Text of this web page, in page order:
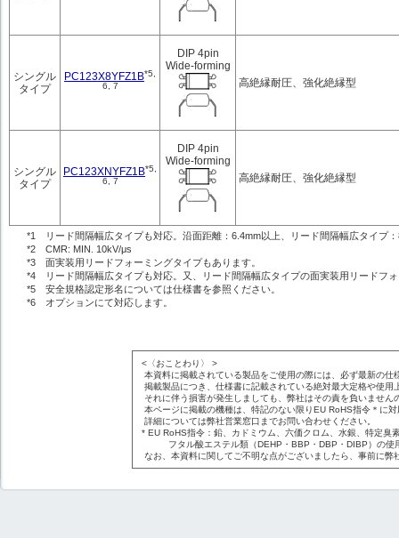
シングル
タイプ
PC123X8YFZ1B*5,
6, 7
DIP 4pin
Wide-forming
高絶縁耐圧、強化絶縁型
シングル
タイプ
PC123XNYFZ1B*5,
6, 7
DIP 4pin
Wide-forming
高絶縁耐圧、強化絶縁型
*1 リード間隔幅広タイプも対応。沿面距離：6.4mm以上、リード間隔幅広タイプ
*2 CMR: MIN. 10kV/μs
*3 面実装用リードフォーミングタイプもあります。
*4 リード間隔幅広タイプも対応。又、リード間隔幅広タイプの面実装用リードフ
*5 安全規格認定形名については仕様書を参照ください。
*6 オプションにて対応します。
<〈おことわり〉 >
本資料に掲載されている製品をご使用の際には、必ず最新の
掲載製品につき、仕様書に記載されている絶対最大定格や使
それに伴う損害が発生しましても、弊社はその責を負いません
本ページに掲載の機種は、特記のない限りEU RoHS指令＊に
詳細については弊社営業窓口までお問い合わせください。
* EU RoHS指令：鉛、カドミウム、六価クロム、水銀、特定臭
フタル酸エステル類（DEHP・BBP・DBP・DIBP）の使
なお、本資料に関してご不明な点がございましたら、事前に